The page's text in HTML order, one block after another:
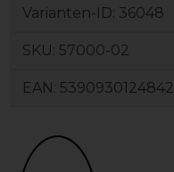
Varianten-ID: 36048
SKU: 57000-02
EAN: 5390930124842